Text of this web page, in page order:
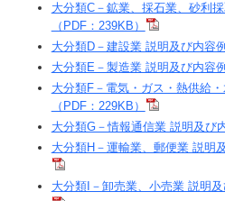
大分類C－鉱業、採石業、砂利
（PDF：239KB）
大分類D－建設業 説明及び内容
大分類E－製造業 説明及び内容
大分類F－電気・ガス・熱供給
（PDF：229KB）
大分類G－情報通信業 説明及び
大分類H－運輸業、郵便業 説明
大分類I－卸売業、小売業 説明